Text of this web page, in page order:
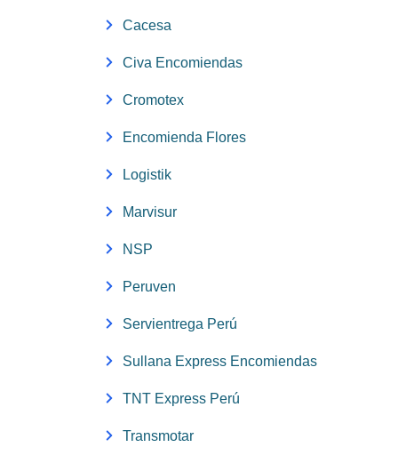
Cacesa
Civa Encomiendas
Cromotex
Encomienda Flores
Logistik
Marvisur
NSP
Peruven
Servientrega Perú
Sullana Express Encomiendas
TNT Express Perú
Transmotar